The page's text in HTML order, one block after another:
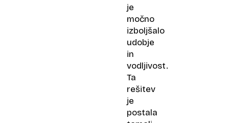
je
močno
izboljšalo
udobje
in
vodljivost.
Ta
rešitev
je
postala